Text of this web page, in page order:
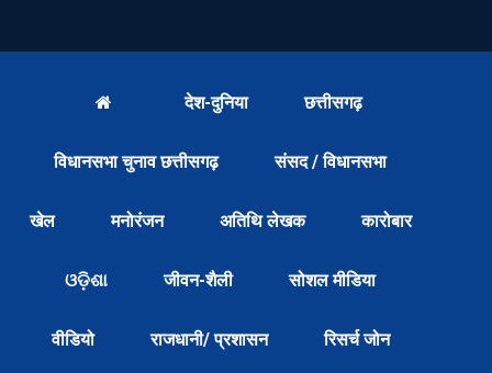
देश-दुनिया छत्तीसगढ़
विधानसभा चुनाव छत्तीसगढ़ संसद / विधानसभा
खेल मनोरंजन अतिथि लेखक कारोबार
ଓଡ଼ିଶା जीवन-शैली सोशल मीडिया
वीडियो राजधानी/ प्रशासन रिसर्च जोन